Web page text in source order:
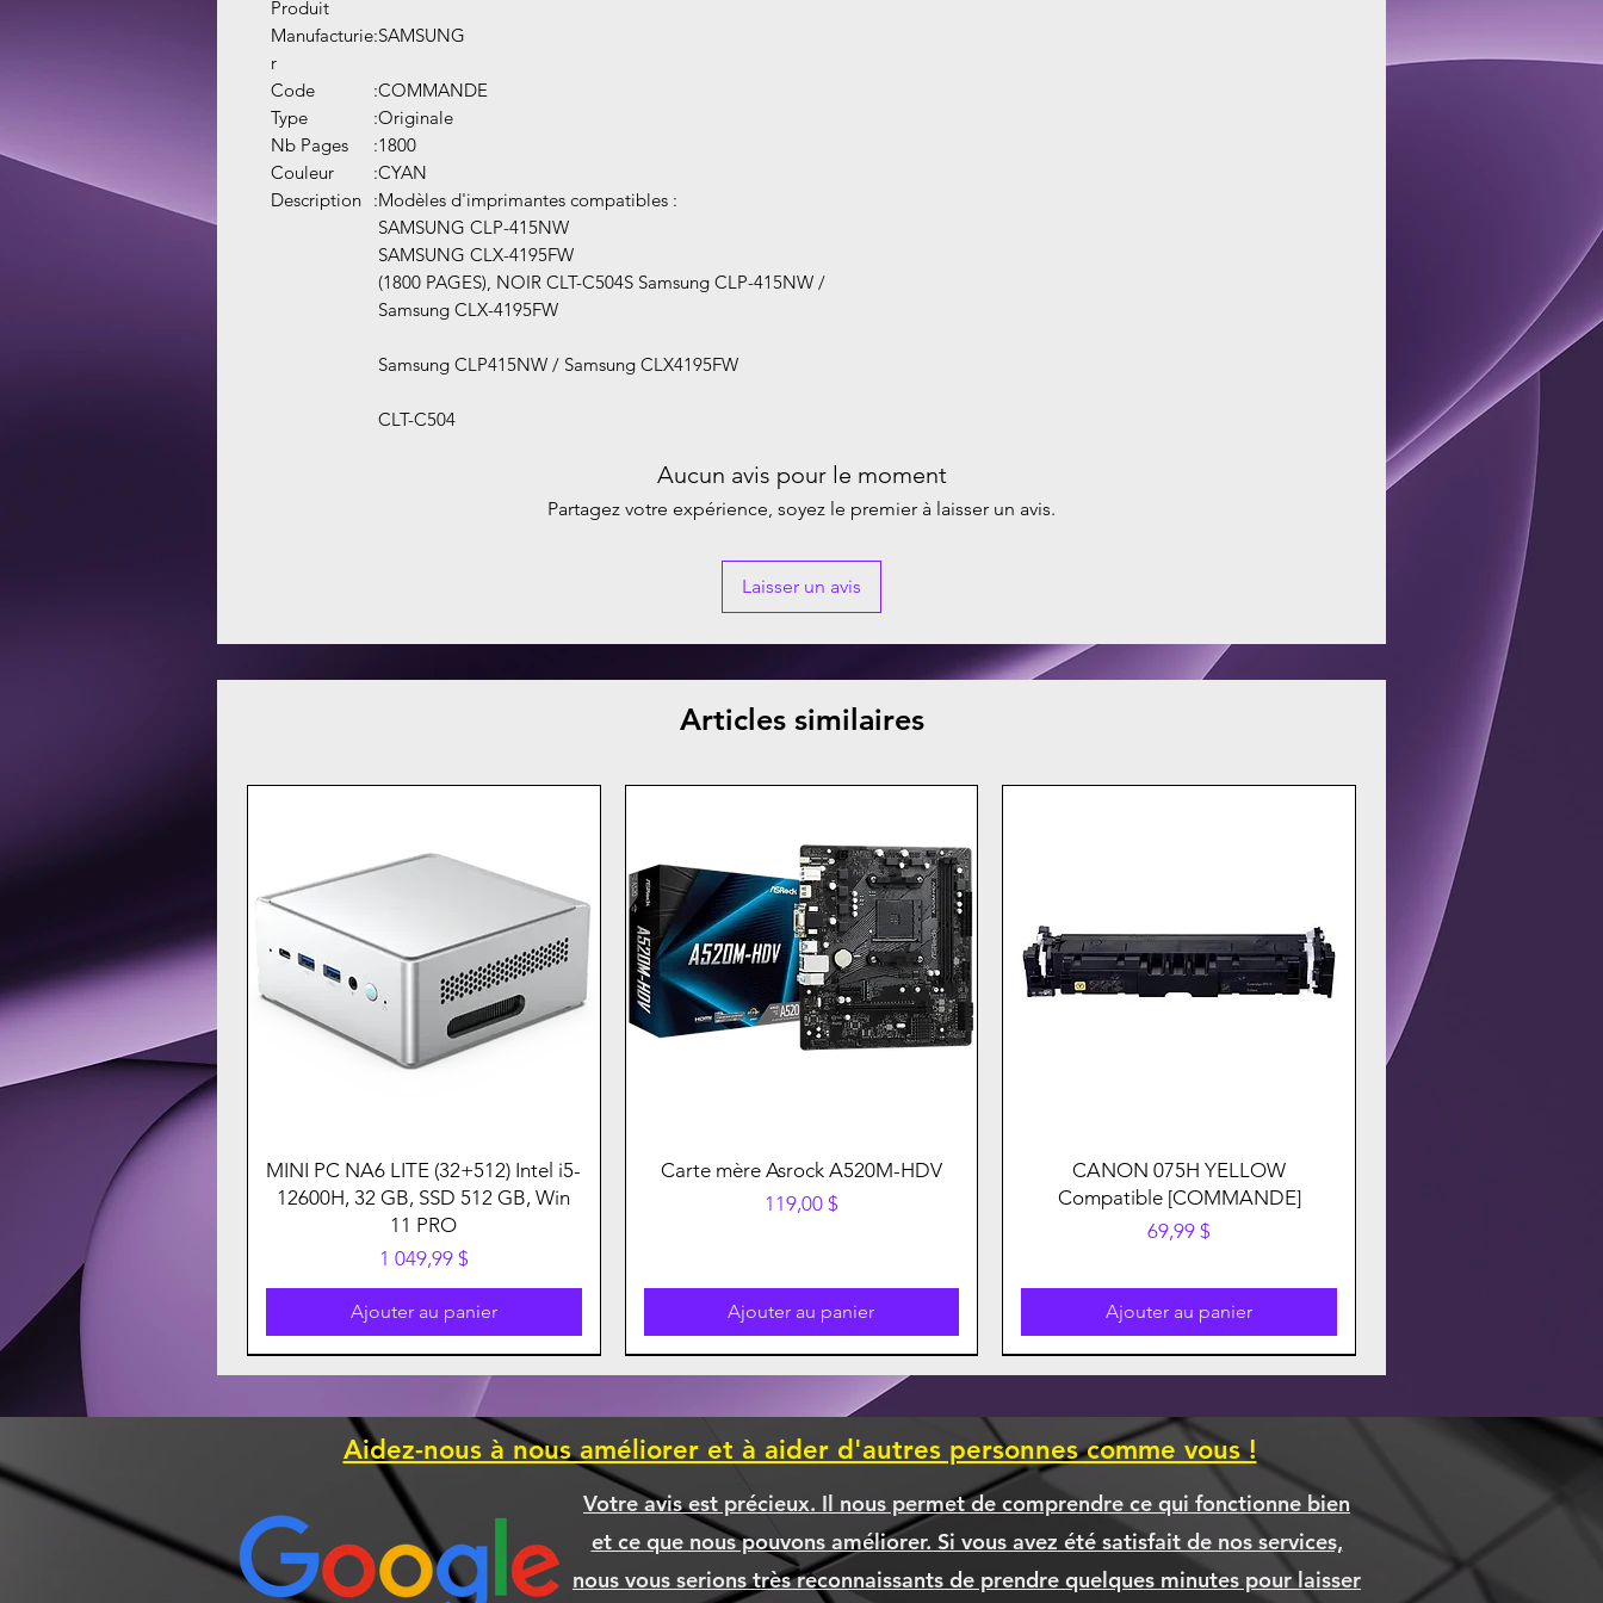
Produit
Manufacturie
r
:SAMSUNG
Code :COMMANDE
Type
:Originale
Nb Pages
:1800
Couleur
:CYAN
Description :Modèles d'imprimantes compatibles :
SAMSUNG CLP-415NW
SAMSUNG CLX-4195FW
(1800 PAGES), NOIR CLT-C504S Samsung CLP-415NW /
Samsung CLX-4195FW
Samsung CLP415NW / Samsung CLX4195FW
CLT-C504
Aucun avis pour le moment
Partagez votre expérience, soyez le premier à laisser un avis.
Laisser un avis
Articles similaires
MINI PC NA6 LITE (32+512) Intel i5-
12600H, 32 GB, SSD 512 GB, Win
11 PRO
Prix
1 049,99 $
Ajouter au panier
Carte mère Asrock A520M-HDV
Prix
119,00 $
Ajouter au panier
CANON 075H YELLOW
Compatible [COMMANDE]
Prix
69,99 $
Ajouter au panier
Aidez-nous à nous améliorer et à aider d'autres personnes comme vous !
Votre avis est précieux. Il nous permet de comprendre ce qui fonctionne bien
et ce que nous pouvons améliorer. Si vous avez été satisfait de nos services,
nous vous serions très reconnaissants de prendre quelques minutes pour laisser